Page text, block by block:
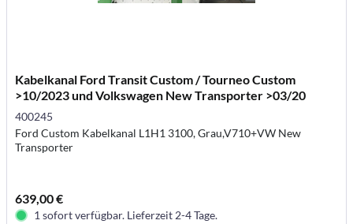
Kabelkanal Ford Transit Custom / Tourneo Custom
>10/2023 und Volkswagen New Transporter >03/20
400245
Ford Custom Kabelkanal L1H1 3100, Grau,V710+VW New
Transporter
639,00 €
1 sofort verfügbar. Lieferzeit 2-4 Tage.